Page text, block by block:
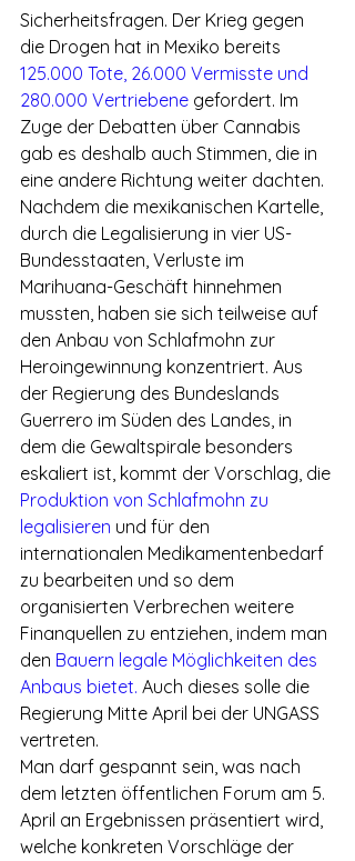
Sicherheitsfragen. Der Krieg gegen
die Drogen hat in Mexiko bereits
125.000 Tote, 26.000 Vermisste und
280.000 Vertriebene gefordert. Im
Zuge der Debatten über Cannabis
gab es deshalb auch Stimmen, die in
eine andere Richtung weiter dachten.
Nachdem die mexikanischen Kartelle,
durch die Legalisierung in vier US-
Bundesstaaten, Verluste im
Marihuana-Geschäft hinnehmen
mussten, haben sie sich teilweise auf
den Anbau von Schlafmohn zur
Heroingewinnung konzentriert. Aus
der Regierung des Bundeslands
Guerrero im Süden des Landes, in
dem die Gewaltspirale besonders
eskaliert ist, kommt der Vorschlag, die
Produktion von Schlafmohn zu
legalisieren und für den
internationalen Medikamentenbedarf
zu bearbeiten und so dem
organisierten Verbrechen weitere
Finanquellen zu entziehen, indem man
den Bauern legale Möglichkeiten des
Anbaus bietet. Auch dieses solle die
Regierung Mitte April bei der UNGASS
vertreten.
Man darf gespannt sein, was nach
dem letzten öffentlichen Forum am 5.
April an Ergebnissen präsentiert wird,
welche konkreten Vorschläge der